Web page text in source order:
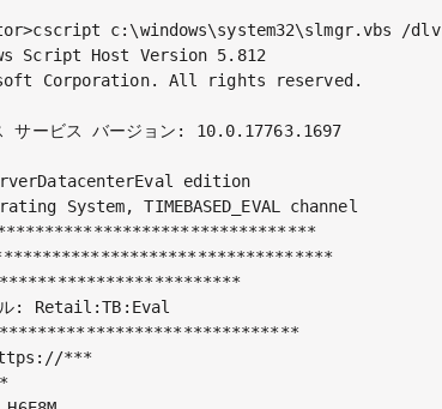
c:\windows\system32\slmgr.vbs /dlv
Script Host Version 5.812
Corporation. All rights reserved.
サービス バージョン: 10.0.17763.1697
edition
System, TIMEBASED_EVAL channel
***********************************
***********************************
ル: Retail:TB:Eval
https://***